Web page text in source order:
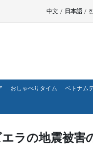
中文 / 日本語 /
おしゃべりタイム ベトナム
ラの地震被害